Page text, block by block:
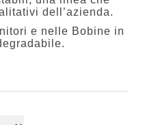
dell’azienda.
e nelle Bobine in